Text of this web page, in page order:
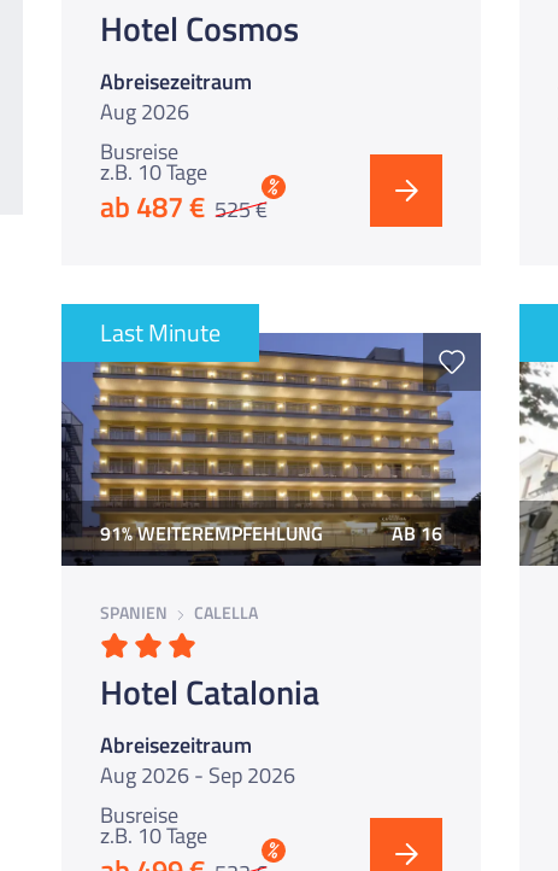
Hotel Cosmos
Abreisezeitraum
Aug 2026
Busreise
z.B. 10 Tage
ab 487 € 525 €
%
Last Minute
91% WEITEREMPFEHLUNG AB 16
SPANIEN CALELLA
Hotel Catalonia
Abreisezeitraum
Aug 2026 - Sep 2026
Busreise
z.B. 10 Tage %